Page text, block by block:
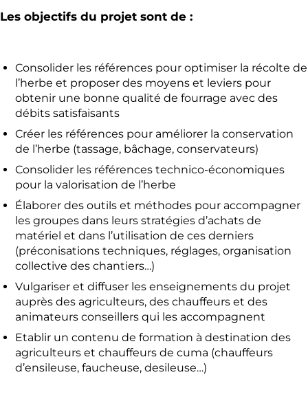
Les objectifs du projet sont de :
Consolider les références pour optimiser la récolte de
l’herbe et proposer des moyens et leviers pour
obtenir une bonne qualité de fourrage avec des
débits satisfaisants
Créer les références pour améliorer la conservation
de l’herbe (tassage, bâchage, conservateurs)
Consolider les références technico-économiques
pour la valorisation de l’herbe
Élaborer des outils et méthodes pour accompagner
les groupes dans leurs stratégies d’achats de
matériel et dans l’utilisation de ces derniers
(préconisations techniques, réglages, organisation
collective des chantiers…)
Vulgariser et diffuser les enseignements du projet
auprès des agriculteurs, des chauffeurs et des
animateurs conseillers qui les accompagnent
Etablir un contenu de formation à destination des
agriculteurs et chauffeurs de cuma (chauffeurs
d’ensileuse, faucheuse, desileuse…)